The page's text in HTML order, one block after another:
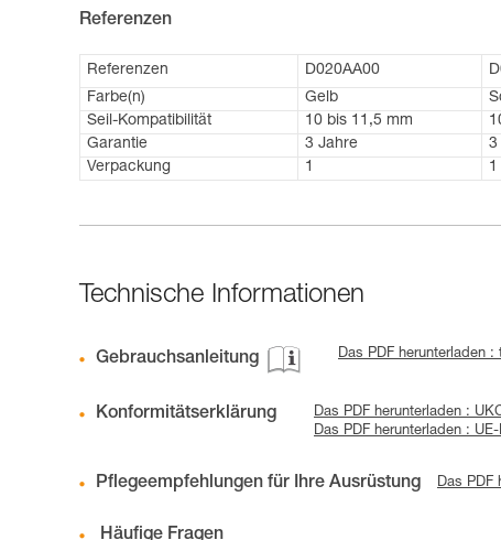
Referenzen
Referenzen D020AA00
Farbe(n)
Gelb
Seil-Kompatibilität
10 bis 11,5 mm
Garantie
3 Jahre
3
Verpackung
1 1
Technische Informationen
Gebrauchsanleitung Das PDF herunterladen
Konformitätserklärung
Das PDF herunterladen :
Das PDF herunterladen :
Pflegeempfehlungen für Ihre Ausrüstung Das PDF
Häufige Fragen